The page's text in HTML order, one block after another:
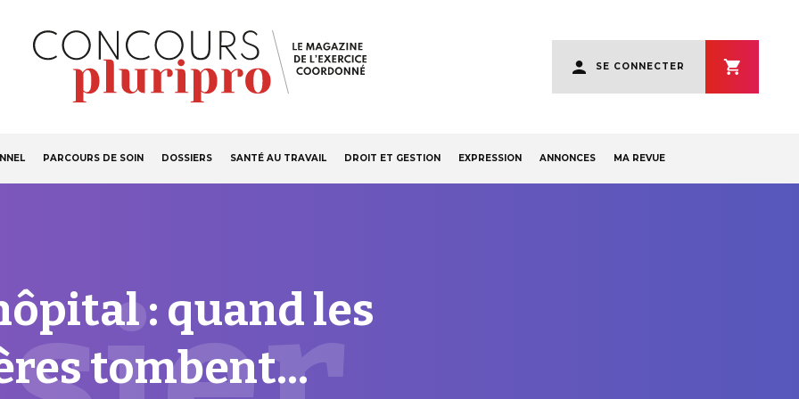
account
menu
SE CONNECTER
S'ABONNER
principale
PARCOURS DE SOIN DOSSIERS SANTÉ AU TRAVAIL DROIT ET GESTION EXPRESSION ANNONCES MA REVUE
: quand les
tombent...